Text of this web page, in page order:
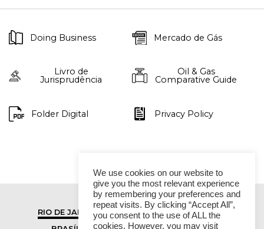
Doing Business Mercado de Gás
Livro de
Jurisprudência
Oil & Gas
Comparative Guide
Folder Digital Privacy Policy
RIO DE JANEIRO
SÃO PAULO
We use cookies on our website to
give you the most relevant experience
by remembering your preferences and
repeat visits. By clicking “Accept All”,
you consent to the use of ALL the
cookies. However, you may visit